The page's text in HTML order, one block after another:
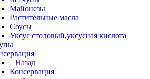
Майонезы
Растительные масла
Соусы
Уксус столовый,уксусная кислота
Назад
Консервация